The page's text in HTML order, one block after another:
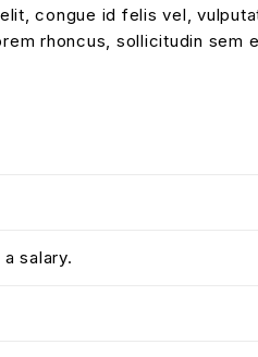
congue id felis vel,
rhoncus, sollicitudin sem
salary.